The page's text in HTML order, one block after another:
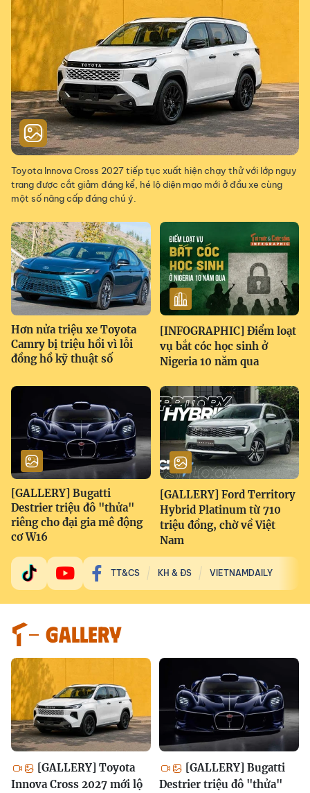
Toyota Innova Cross 2027 tiếp tục xuất hiện chạy thử với lớp ngụy
trang được cắt giảm đáng kể, hé lộ diện mạo mới ở đầu xe cùng
một số nâng cấp đáng chú ý.
Hơn nửa triệu xe Toyota
Camry bị triệu hồi vì lỗi
đồng hồ kỹ thuật số
[INFOGRAPHIC] Điểm loạt
vụ bắt cóc học sinh ở
Nigeria 10 năm qua
[GALLERY] Bugatti
Destrier triệu đô "thửa"
riêng cho đại gia mê động
cơ W16
[GALLERY] Ford Territory
Hybrid Platinum từ 710
triệu đồng, chờ về Việt
Nam
TT&CS KH & ĐS VIETNAMDAILY
GALLERY
[GALLERY] Toyota
Innova Cross 2027 mới lộ
[GALLERY] Bugatti
Destrier triệu đô "thửa"